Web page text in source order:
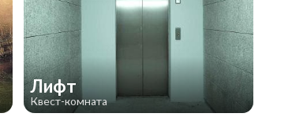
Лифт
Квест-комната